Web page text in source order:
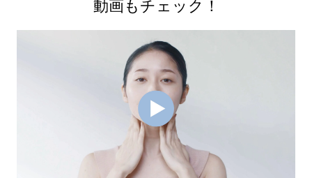
動画もチェック！